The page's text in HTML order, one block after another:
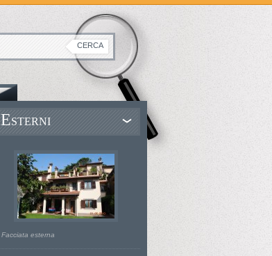
ESTERNI
Facciata esterna